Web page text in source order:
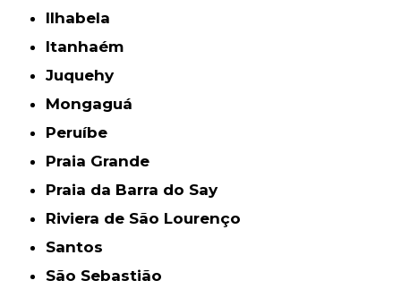
Ilhabela
Itanhaém
Juquehy
Mongaguá
Peruíbe
Praia Grande
Praia da Barra do Say
Riviera de São Lourenço
Santos
São Sebastião